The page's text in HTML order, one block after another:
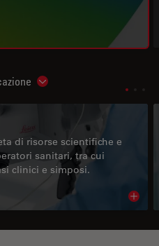
Show subnavigation
di risorse scientifiche e
sanitari, tra cui
clinici e simposi.